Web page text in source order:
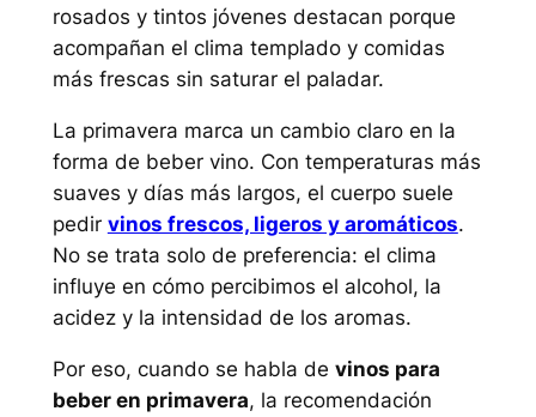
rosados y tintos jóvenes destacan porque
acompañan el clima templado y comidas
más frescas sin saturar el paladar.
La primavera marca un cambio claro en la
forma de beber vino. Con temperaturas más
suaves y días más largos, el cuerpo suele
pedir vinos frescos, ligeros y aromáticos.
No se trata solo de preferencia: el clima
influye en cómo percibimos el alcohol, la
acidez y la intensidad de los aromas.
Por eso, cuando se habla de vinos para
beber en primavera, la recomendación